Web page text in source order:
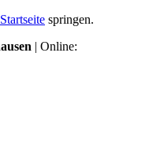
springen.
| Online: